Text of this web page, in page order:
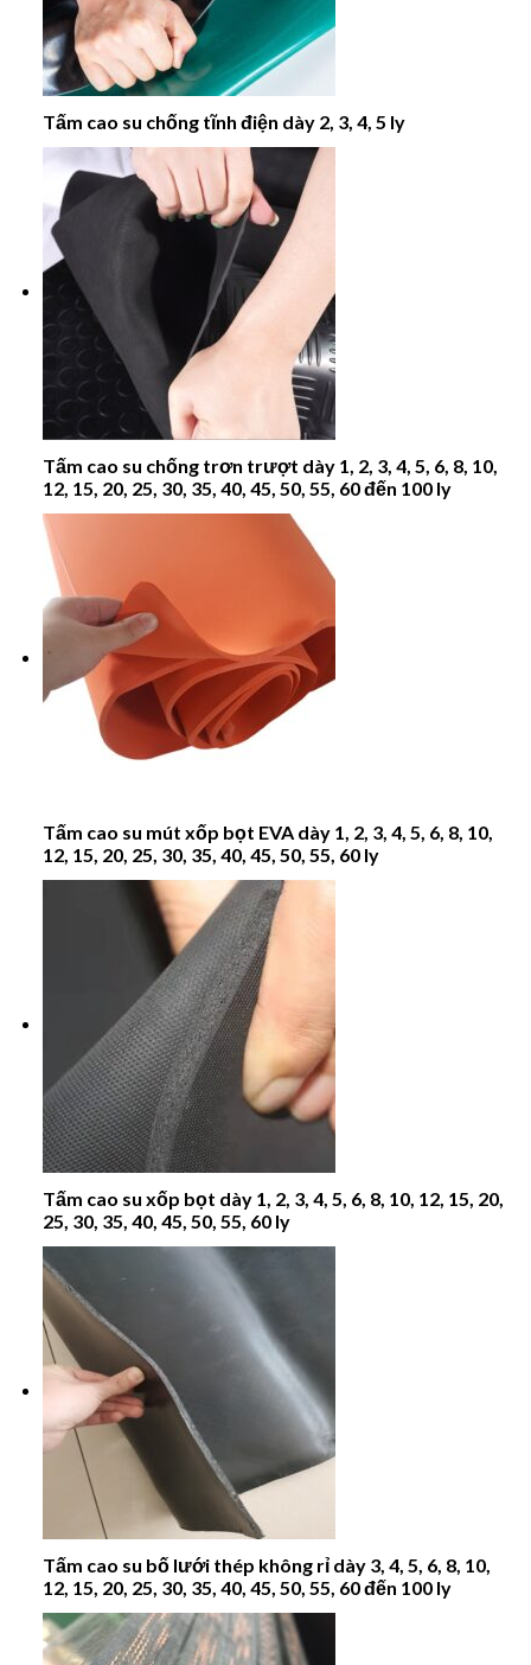
Tấm cao su chống tĩnh điện dày 2, 3, 4, 5 ly
Tấm cao su chống trơn trượt dày 1, 2, 3, 4, 5, 6, 8, 10,
12, 15, 20, 25, 30, 35, 40, 45, 50, 55, 60 đến 100 ly
Tấm cao su mút xốp bọt EVA dày 1, 2, 3, 4, 5, 6, 8, 10,
12, 15, 20, 25, 30, 35, 40, 45, 50, 55, 60 ly
Tấm cao su xốp bọt dày 1, 2, 3, 4, 5, 6, 8, 10, 12, 15, 20,
25, 30, 35, 40, 45, 50, 55, 60 ly
Tấm cao su bố lưới thép không rỉ dày 3, 4, 5, 6, 8, 10,
12, 15, 20, 25, 30, 35, 40, 45, 50, 55, 60 đến 100 ly